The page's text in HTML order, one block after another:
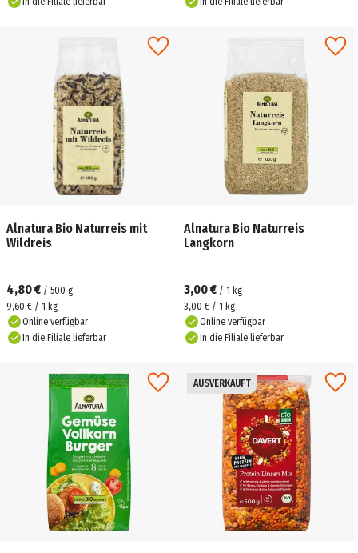
Alnatura Bio Naturreis mit
Wildreis
4,80 € / 500 g
9,60 € / 1 kg
Online verfügbar
In die Filiale lieferbar
Alnatura Bio Naturreis
Langkorn
3,00 € / 1 kg
3,00 € / 1 kg
Online verfügbar
In die Filiale lieferbar
AUSVERKAUFT